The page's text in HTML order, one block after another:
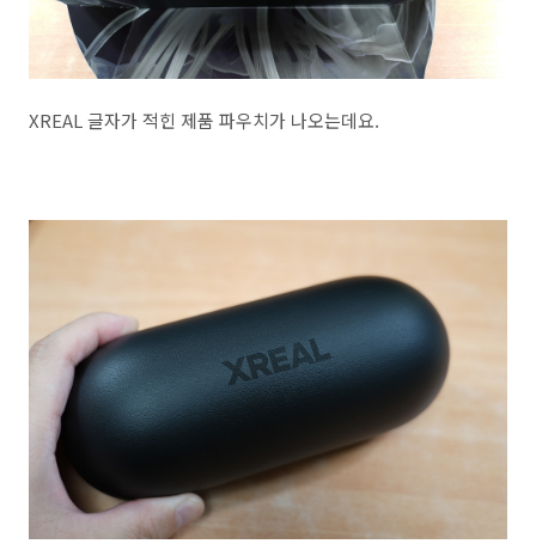
XREAL 글자가 적힌 제품 파우치가 나오는데요.